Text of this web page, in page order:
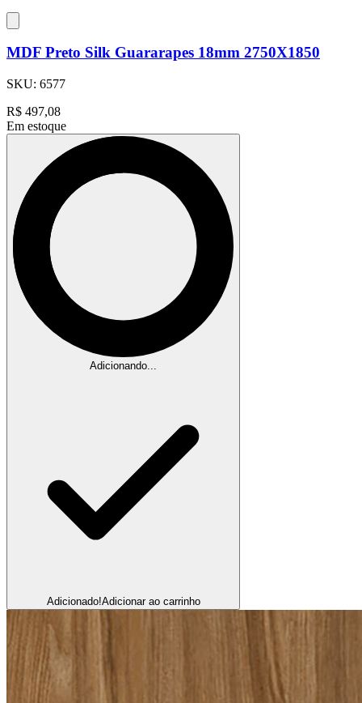
MDF Preto Silk Guararapes 18mm 2750X1850
SKU: 6577
R$ 497,08
Em estoque
Adicionando...
Adicionado!Adicionar ao carrinho